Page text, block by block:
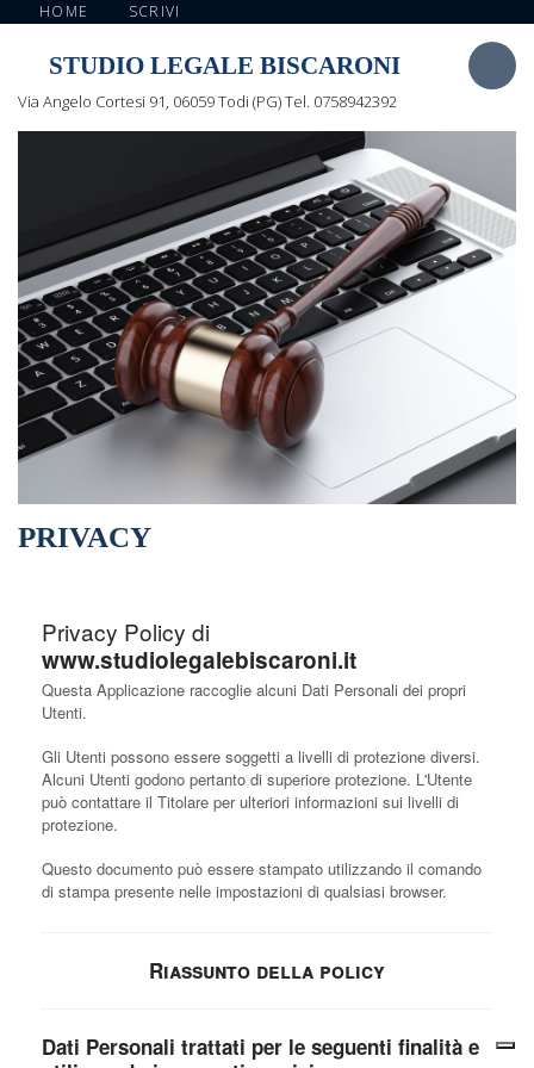
HOME SCRIVI
STUDIO LEGALE BISCARONI
Via Angelo Cortesi 91, 06059 Todi (PG) Tel. 0758942392
PRIVACY
Privacy Policy di
www.studiolegalebiscaroni.it
Questa Applicazione raccoglie alcuni Dati Personali dei propri
Utenti.
Gli Utenti possono essere soggetti a livelli di protezione diversi.
Alcuni Utenti godono pertanto di superiore protezione. L'Utente
può contattare il Titolare per ulteriori informazioni sui livelli di
protezione.
Questo documento può essere stampato utilizzando il comando
di stampa presente nelle impostazioni di qualsiasi browser.
Riassunto della policy
Dati Personali trattati per le seguenti finalità e